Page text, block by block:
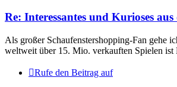
Re: Interessantes und Kurioses
Als großer Schaufenstershopping-Fan gehe
weltweit über 15. Mio. verkauften Spielen ist
Rufe den Beitrag auf